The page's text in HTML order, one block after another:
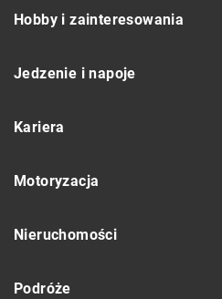
Hobby i zainteresowania
Jedzenie i napoje
Kariera
Motoryzacja
Nieruchomości
Podróże